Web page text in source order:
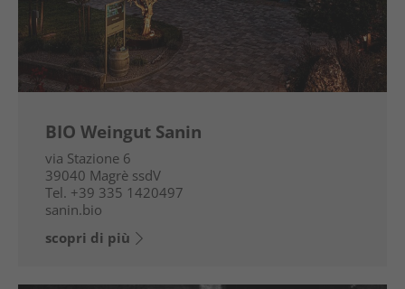
BIO Weingut Sanin
via Stazione 6
39040 Magrè ssdV
Tel. +39 335 1420497
sanin.bio
scopri di più